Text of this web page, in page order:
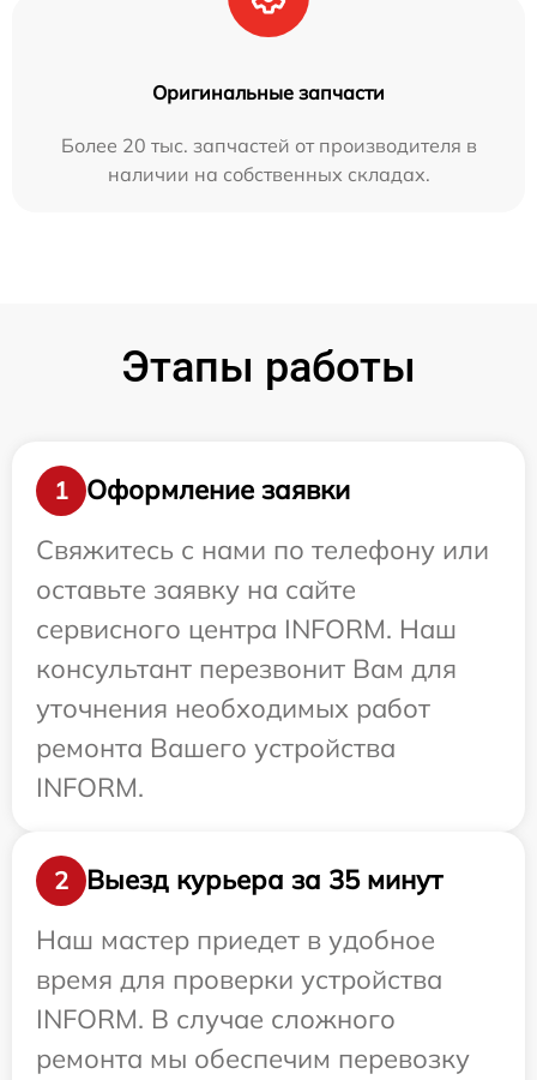
Оригинальные запчасти
Более 20 тыс. запчастей от производителя в
наличии на собственных складах.
Этапы работы
1
Оформление заявки
Свяжитесь с нами по телефону или
оставьте заявку на сайте
сервисного центра INFORM. Наш
консультант перезвонит Вам для
уточнения необходимых работ
ремонта Вашего устройства
INFORM.
2
Выезд курьера за 35 минут
Наш мастер приедет в удобное
время для проверки устройства
INFORM. В случае сложного
ремонта мы обеспечим перевозку